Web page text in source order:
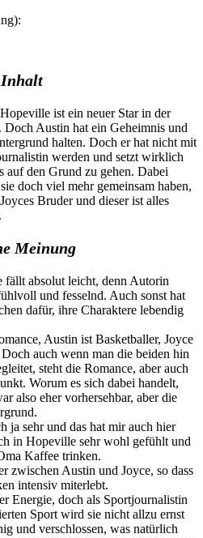
Inhalt
ist ein neuer Star in der
Austin hat ein Geheimnis und
halten. Doch er hat nicht mit
werden und setzt wirklich
auf den Grund zu gehen. Dabei
doch viel mehr gemeinsam haben,
Bruder und dieser ist alles
Meinung
fällt absolut leicht, denn Autorin
und fesselnd. Auch sonst hat
dafür, ihre Charaktere lebendig
Austin ist Basketballer, Joyce
auch wenn man die beiden hin
steht die Romance, aber auch
Worum es sich dabei handelt,
also eher vorhersehbar, aber die
ja sehr und das hat mir auch hier
in Hopeville sehr wohl gefühlt und
Kaffee trinken.
zwischen Austin und Joyce, so dass
intensiv miterlebt.
Energie, doch als Sportjournalistin
Sport wird sie nicht allzu ernst
und verschlossen, was natürlich